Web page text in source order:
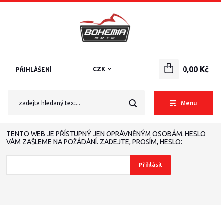
Menu
CZK
PŘIHLÁŠENÍ 0,00 Kč
TENTO WEB JE PŘÍSTUPNÝ JEN OPRÁVNĚNÝM OSOBÁM. HESLO
VÁM ZAŠLEME NA POŽÁDÁNÍ. ZADEJTE, PROSÍM, HESLO: